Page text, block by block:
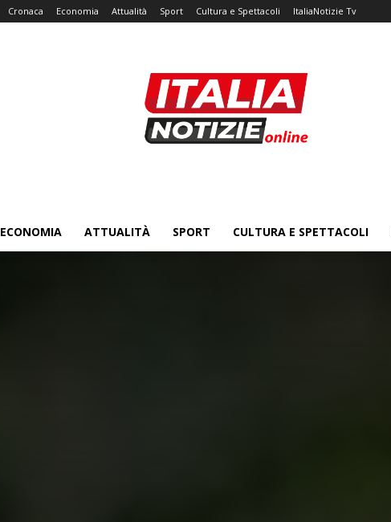
Cronaca Economia Attualità Sport Cultura e Spettacoli ItaliaNotizie Tv
ECONOMIA ATTUALITÀ SPORT CULTURA E SPETTACOLI